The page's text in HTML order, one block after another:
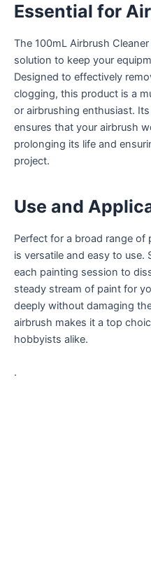
Essential for
The 100mL Airbrush
solution to keep your
Designed to effectively
clogging, this product is a
or airbrushing enthusiast.
ensures that your airbrush
prolonging its life and
project.
Use and
Perfect for a broad range of
is versatile and easy to
each painting session to
steady stream of paint for
deeply without damaging
airbrush makes it a top
hobbyists alike.
.